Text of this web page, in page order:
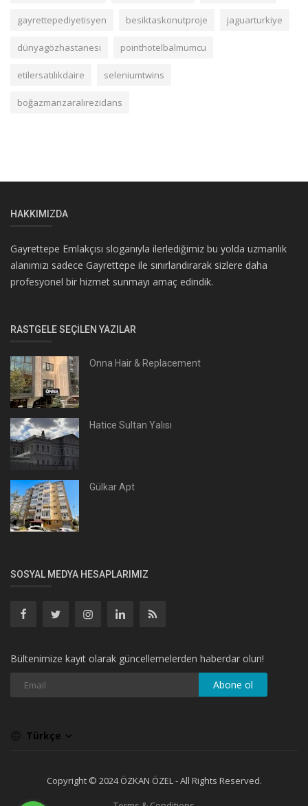
gayrettepediyetisyen besiktaskonutproje jaguarturkiye
dünyagözhastanesi pointhotelbalmumcu
etilersatılıkdaire seleniumtwins
boğazmanzaralırezidans
HAKKIMIZDA
Gayrettepe Emlakçısı sloganıyla ilerlediğimiz bu yolda uzmanlık
alanımızı sadece Gayrettepe ile sınırlandırarak sizlere daha
profesyonel bir hizmet sunmayı amaç edindik.
RASTGELE SEÇILEN YAZILAR
Onna Hair & Replacement
Hatice Sultan Yalısı
Gülkar Apt
SOSYAL MEDYA HESAPLARIMIZ
Bültenimize kayıt olarak güncellemelerden haberdar olun!
Abone ol
Türkçe
Copyright © 2024 ÖZKAN ÖZEL - All Rights Reserved.